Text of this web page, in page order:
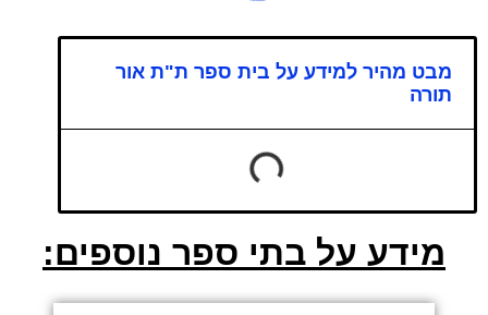
מבט מהיר למידע על בית ספר ת"ת אור
תורה
מידע על בתי ספר נוספים: